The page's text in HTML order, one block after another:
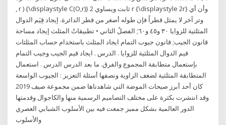
, r ) {\displaystyle C(O,r)} ثابت ويساوي 2 r {\displaystyle 2r} وأن أي
وتر آخر لا يمثل قطراً فإن طوله أصغر من قطر الدائرة. إيجاد قِيَم الدوال
المثلثية للزوايا ٣٠ و٤٥ و٦٠; الفصلُ الثاني • تطبيقاتُ المثلث إيجاد مساحة
المثلث باستخدام حساب المثلثات‎ قانون الجيب; قانون جيوب التمام ايجاد
قيم الدوال المثلثية للزوايا . الدرس . ايجاد قيم الجيب وجيب التمام
بإستعمال متطابقة المجموع والفرق. ما بعد الدرس الدرس . استعمال
المتطابقة المثلثية لضغف الزاوية ونصفها أسئلة التعزيز : الجيوب الواسعة
كان أحد أبرز صيحات الموضة التي شاهدناها ضمن مجموعة صيف 2019
وقد انتشرت بكثرة على مختلف التصاميم الرسمية منها والكاجوال وقدمتها
الدور العالمية بشكل مميز جمعت فيه بين الأسلوب الشبابي العصري
والأسلوب